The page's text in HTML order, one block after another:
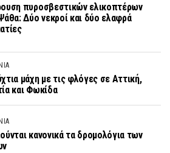
πυροσβεστικών ελικοπτέρων
Δύο νεκροί και δύο ελαφρά
μάχη με τις φλόγες σε Αττική,
και Φωκίδα
κανονικά τα δρομολόγια των